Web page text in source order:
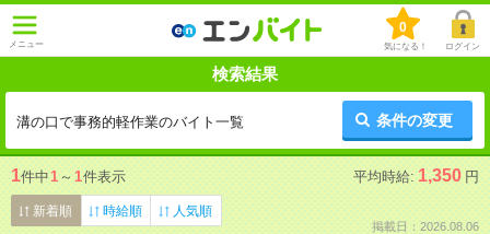
メニュー
0
気になる！ ログイン
検索結果
溝の口で事務的軽作業のバイト一覧 条件の変更
1件中1 ～ 1件表示 平均時給: 1,350 円
新着順 時給順 人気順
掲載日：2026.08.06